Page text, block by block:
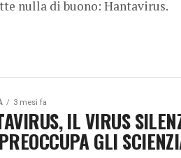
nulla di buono: Hantavirus.
3 mesi fa
IL VIRUS
GLI